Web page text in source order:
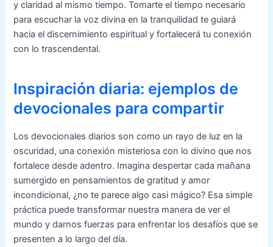
y claridad al mismo tiempo. Tomarte el tiempo necesario
para escuchar la voz divina en la tranquilidad te guiará
hacia el discernimiento espiritual y fortalecerá tu conexión
con lo trascendental.
Inspiración diaria: ejemplos de
devocionales para compartir
Los devocionales diarios son como un rayo de luz en la
oscuridad, una conexión misteriosa con lo divino que nos
fortalece desde adentro. Imagina despertar cada mañana
sumergido en pensamientos de gratitud y amor
incondicional, ¿no te parece algo casi mágico? Esa simple
práctica puede transformar nuestra manera de ver el
mundo y darnos fuerzas para enfrentar los desafíos que se
presenten a lo largo del día.